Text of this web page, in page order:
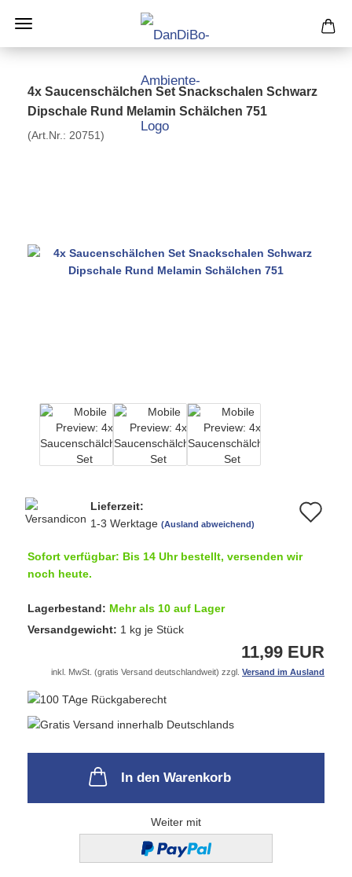
4x Saucenschälchen Set Snackschalen Schwarz
Dipschale Rund Melamin Schälchen 751
(Art.Nr.: 20751)
Lieferzeit:
1-3 Werktage (Ausland abweichend)
Sofort verfügbar: Bis 14 Uhr bestellt, versenden wir
noch heute.
Lagerbestand: Mehr als 10 auf Lager
Versandgewicht: 1 kg je Stück
11,99 EUR
inkl. MwSt. (gratis Versand deutschlandweit) zzgl. Versand im Ausland
In den Warenkorb
Weiter mit